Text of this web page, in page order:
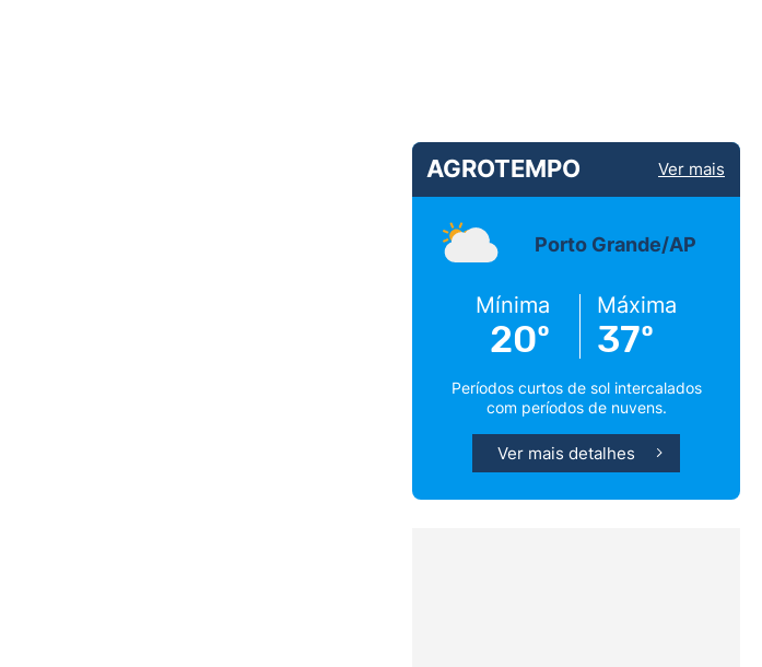
AGROTEMPO Ver mais
Porto Grande/AP
Mínima
20º
Máxima
37º
Períodos curtos de sol intercalados
com períodos de nuvens.
Ver mais detalhes